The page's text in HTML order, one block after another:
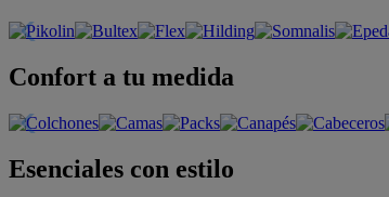
Confort a tu medida
Esenciales con estilo